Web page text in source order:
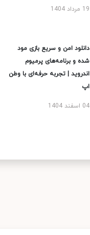
19 مرداد 1404
دانلود امن و سریع بازی مود
شده و برنامه‌های پرمیوم
اندروید | تجربه حرفه‌ای با وطن
اپ
04 اسفند 1404